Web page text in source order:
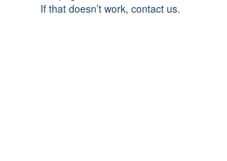
If that doesn’t work, contact us.